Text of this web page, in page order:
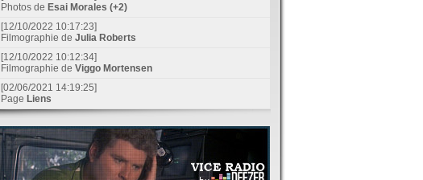
Photos de Esai Morales (+2)
[12/10/2022 10:17:23]
Filmographie de Julia Roberts
[12/10/2022 10:12:34]
Filmographie de Viggo Mortensen
[02/06/2021 14:19:25]
Page Liens